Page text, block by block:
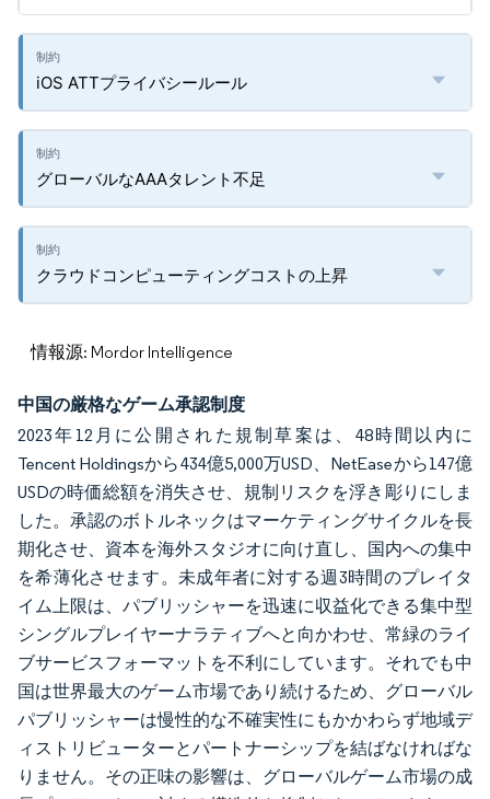
iOS ATTプライバシールール
グローバルなAAAタレント不足
クラウドコンピューティングコストの上昇
情報源: Mordor Intelligence
中国の厳格なゲーム承認制度
2023年12月に公開された規制草案は、48時間以内に
Tencent Holdingsから434億5,000万USD、NetEaseから147億
USDの時価総額を消失させ、規制リスクを浮き彫りにしま
した。承認のボトルネックはマーケティングサイクルを長
期化させ、資本を海外スタジオに向け直し、国内への集中
を希薄化させます。未成年者に対する週3時間のプレイタ
イム上限は、パブリッシャーを迅速に収益化できる集中型
シングルプレイヤーナラティブへと向かわせ、常緑のライ
ブサービスフォーマットを不利にしています。それでも中
国は世界最大のゲーム市場であり続けるため、グローバル
パブリッシャーは慢性的な不確実性にもかかわらず地域デ
ィストリビューターとパートナーシップを結ばなければな
りません。その正味の影響は、グローバルゲーム市場の成